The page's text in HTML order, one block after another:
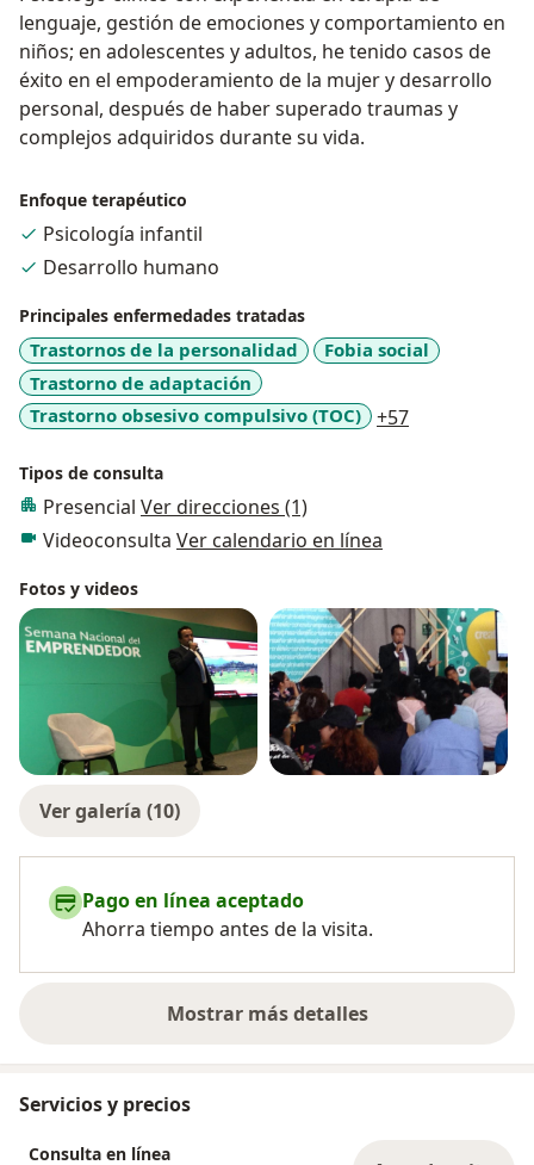
lenguaje, gestión de emociones y comportamiento en
niños; en adolescentes y adultos, he tenido casos de
éxito en el empoderamiento de la mujer y desarrollo
personal, después de haber superado traumas y
complejos adquiridos durante su vida.
Enfoque terapéutico
Psicología infantil
Desarrollo humano
Principales enfermedades tratadas
Trastornos de la personalidad
Fobia social
Trastorno de adaptación
Trastorno obsesivo compulsivo (TOC)
+57
Tipos de consulta
Presencial Ver direcciones (1)
Videoconsulta Ver calendario en línea
Fotos y videos
Ver galería (10)
Pago en línea aceptado
Ahorra tiempo antes de la visita.
Mostrar más detalles
sobre la experiencia
Servicios y precios
Consulta en línea